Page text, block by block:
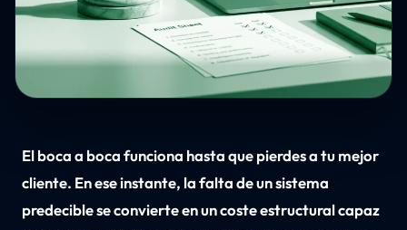
El boca a boca funciona hasta que pierdes a tu mejor
cliente. En ese instante, la falta de un sistema
predecible se convierte en un coste estructural capaz